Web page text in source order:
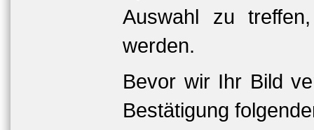
Auswahl zu
werden.
Bevor wir Ihr Bild
Bestätigung